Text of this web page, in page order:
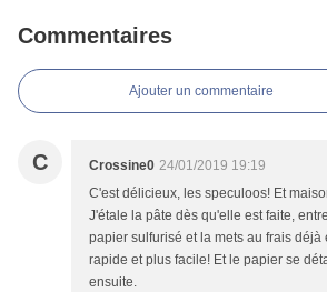
Commentaires
Ajouter un commentaire
C Crossine0 24/01/2019 19:19
C'est délicieux, les speculoos! Et
J'étale la pâte dès qu'elle est faite,
papier sulfurisé et la mets au frais déjà
rapide et plus facile! Et le papier se
ensuite.